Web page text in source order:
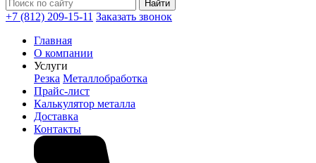
+7 (812) 209-15-11 Заказать звонок
Главная
О компании
Услуги
Резка Металлобработка
Прайс-лист
Калькулятор металла
Доставка
Контакты